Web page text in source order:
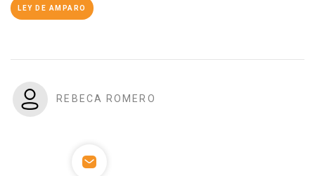
LEY DE AMPARO
REBECA ROMERO